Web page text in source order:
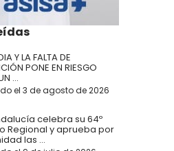
Y LA FALTA DE
PONE EN RIESGO
...
el 3 de agosto de 2026
celebra su 64º
Regional y aprueba por
las ...